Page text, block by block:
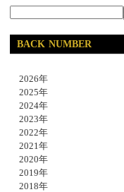
BACK NUMBER
2026年
2025年
2024年
2023年
2022年
2021年
2020年
2019年
2018年